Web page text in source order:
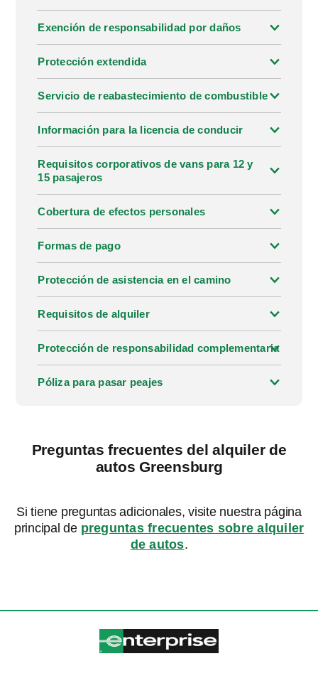
Exención de responsabilidad por daños
Protección extendida
Servicio de reabastecimiento de combustible
Información para la licencia de conducir
Requisitos corporativos de vans para 12 y
15 pasajeros
Cobertura de efectos personales
Formas de pago
Protección de asistencia en el camino
Requisitos de alquiler
Protección de responsabilidad complementaria
Póliza para pasar peajes
Preguntas frecuentes del alquiler de
autos Greensburg
Si tiene preguntas adicionales, visite nuestra página
principal de preguntas frecuentes sobre alquiler
de autos.